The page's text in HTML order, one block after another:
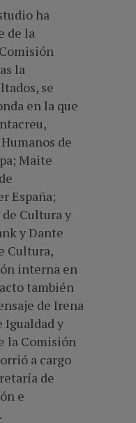
ha
de la
la
se
en la que
de
Maite
España;
Cultura y
y Dante
Cultura,
interna en
también
de Irena
Igualdad y
la Comisión
a cargo
de
e